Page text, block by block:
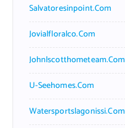
Salvatoresinpoint.com
Jovialfloralco.com
Johnlscotthometeam.com
U-Seehomes.com
Watersportslagonissi.com